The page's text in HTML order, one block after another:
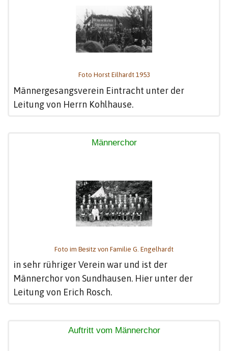
Foto Horst Eilhardt 1953
Männergesangsverein Eintracht unter der
Leitung von Herrn Kohlhause.
Männerchor
Foto im Besitz von Familie G. Engelhardt
in sehr rühriger Verein war und ist der
Männerchor von Sundhausen. Hier unter der
Leitung von Erich Rosch.
Auftritt vom Männerchor